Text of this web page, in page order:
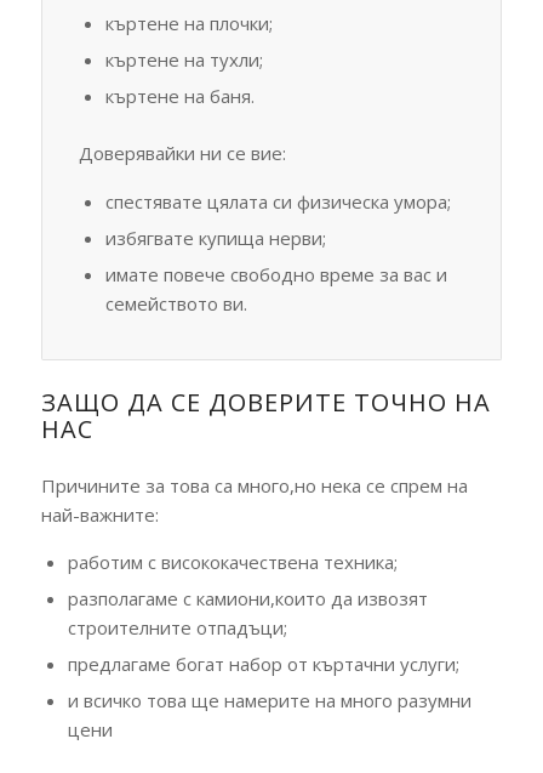
къртене на плочки;
къртене на тухли;
къртене на баня.
Доверявайки ни се вие:
спестявате цялата си физическа умора;
избягвате купища нерви;
имате повече свободно време за вас и
семейството ви.
ЗАЩО ДА СЕ ДОВЕРИТЕ ТОЧНО НА
НАС
Причините за това са много,но нека се спрем на
най-важните:
работим с висококачествена техника;
разполагаме с камиони,които да извозят
строителните отпадъци;
предлагаме богат набор от къртачни услуги;
и всичко това ще намерите на много разумни
цени